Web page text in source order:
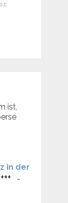
ist,
in der
+++ …